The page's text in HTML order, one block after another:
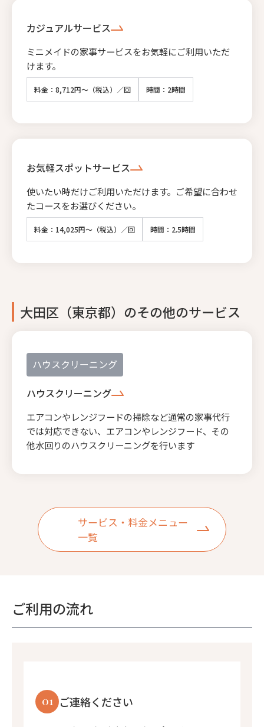
カジュアルサービス
ミニメイドの家事サービスをお気軽にご利用いただ
けます。
料金：8,712円～（税込）／回 時間：2時間
お気軽スポットサービス
使いたい時だけご利用いただけます。ご希望に合わせ
たコースをお選びください。
料金：14,025円～（税込）／回 時間：2.5時間
大田区（東京都）のその他のサービス
ハウスクリーニング
ハウスクリーニング
エアコンやレンジフードの掃除など通常の家事代行
では対応できない、エアコンやレンジフード、その
他水回りのハウスクリーニングを行います
サービス・料金メニュー
一覧
ご利用の流れ
01 ご連絡ください